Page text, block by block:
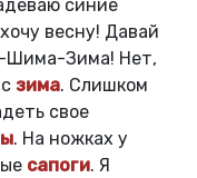
синие
весну! Давай
Шима-Зима! Нет,
зима. Слишком
свое
. На ножках у
сапоги. Я